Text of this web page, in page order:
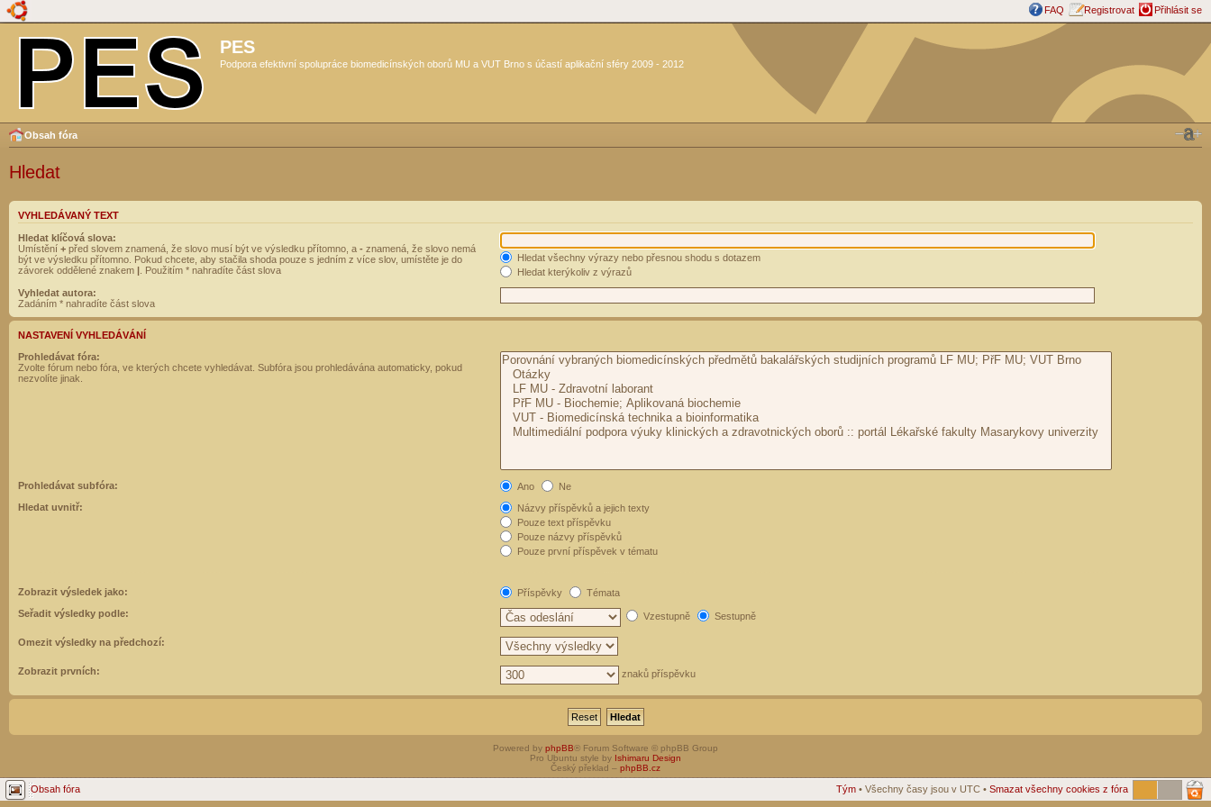
FAQ Registrovat Přihlásit se
PES
Podpora efektivní spolupráce biomedicínských oborů MU a VUT Brno s účastí aplikační sféry 2009 - 2012
Obsah fóra
Hledat
VYHLEDÁVANÝ TEXT
Hledat klíčová slova:
Umístění + před slovem znamená, že slovo musí být ve výsledku přítomno, a - znamená, že slovo nemá
být ve výsledku přítomno. Pokud chcete, aby stačila shoda pouze s jedním z více slov, umístěte je do
závorek oddělené znakem | . Použitím * nahradíte část slova
Hledat všechny výrazy nebo přesnou shodu s dotazem
Hledat kterýkoliv z výrazů
Vyhledat autora:
Zadáním * nahradíte část slova
NASTAVENÍ VYHLEDÁVÁNÍ
Prohledávat fóra:
Zvolte fórum nebo fóra, ve kterých chcete vyhledávat. Subfóra jsou prohledávána automaticky, pokud
nezvolíte jinak.
Prohledávat subfóra: Ano
Ne
Hledat uvnitř:
Názvy příspěvků a jejich texty
Pouze text příspěvku
Pouze názvy příspěvků
Pouze první příspěvek v tématu
Zobrazit výsledek jako: Příspěvky
Témata
Seřadit výsledky podle:
Vzestupně Sestupně
Omezit výsledky na předchozí:
Zobrazit prvních: znaků příspěvku
Powered by phpBB® Forum Software © phpBB Group
Pro Ubuntu style by Ishimaru Design
Český překlad – phpBB.cz
Obsah fóra Tým • Všechny časy jsou v UTC • Smazat všechny cookies z fóra